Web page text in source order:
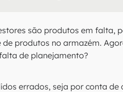
são produtos em falta,
produtos no armazém.
de planejamento?
errados, seja por conta de